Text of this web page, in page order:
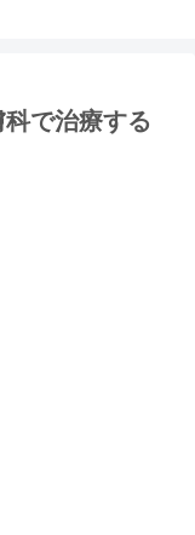
で治療する